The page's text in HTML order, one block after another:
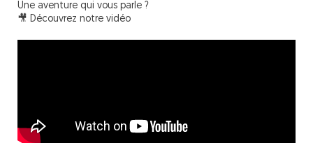
Une aventure qui vous parle ?
🎥 Découvrez notre vidéo